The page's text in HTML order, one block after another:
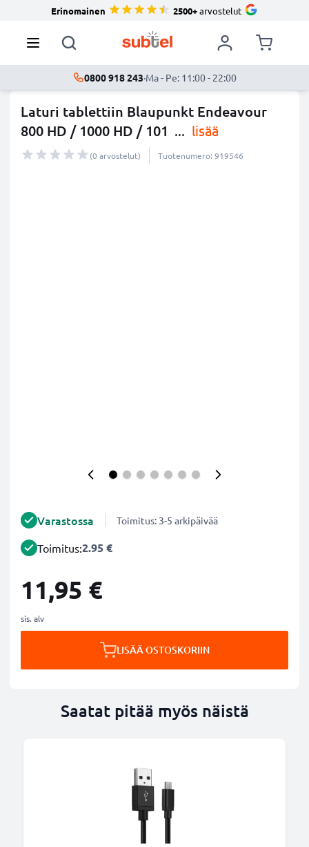
Erinomainen 2500+arvostelut
0800 918 243·Ma - Pe: 11:00 - 22:00
Laturi tablettiin Blaupunkt Endeavour
800 HD / 1000 HD / 101 ... lisää
(0 arvostelut) Tuotenumero: 919546
Varastossa Toimitus: 3-5 arkipäivää
Toimitus:2.95 €
11,95 €
sis. alv
LISÄÄ OSTOSKORIIN
Saatat pitää myös näistä